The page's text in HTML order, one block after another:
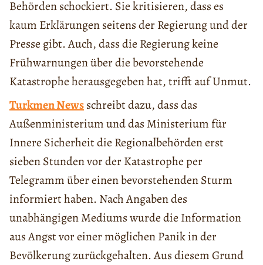
Behörden schockiert. Sie kritisieren, dass es
kaum Erklärungen seitens der Regierung und der
Presse gibt. Auch, dass die Regierung keine
Frühwarnungen über die bevorstehende
Katastrophe herausgegeben hat, trifft auf Unmut.
Turkmen Newsschreibt dazu, dass das
Außenministerium und das Ministerium für
Innere Sicherheit die Regionalbehörden erst
sieben Stunden vor der Katastrophe per
Telegramm über einen bevorstehenden Sturm
informiert haben. Nach Angaben des
unabhängigen Mediums wurde die Information
aus Angst vor einer möglichen Panik in der
Bevölkerung zurückgehalten. Aus diesem Grund